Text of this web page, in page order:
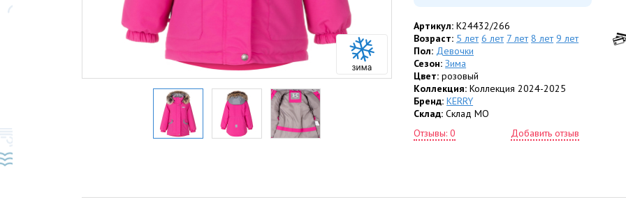
Артикул:K24432/266
Возраст: 5 лет 6 лет 7 лет 8 лет 9 лет
Пол: Девочки
Сезон:Зима
Цвет:розовый
Коллекция:Коллекция 2024-2025
Бренд:KERRY
Склад:Склад МО
Отзывы: 0
Добавить отзыв